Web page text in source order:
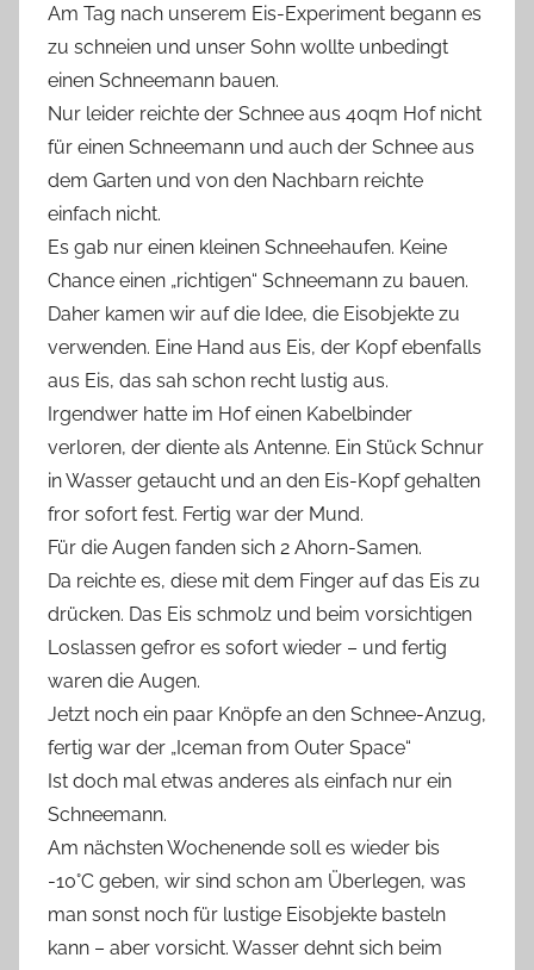
Am Tag nach unserem Eis-Experiment begann es
zu schneien und unser Sohn wollte unbedingt
einen Schneemann bauen.
Nur leider reichte der Schnee aus 40qm Hof nicht
für einen Schneemann und auch der Schnee aus
dem Garten und von den Nachbarn reichte
einfach nicht.
Es gab nur einen kleinen Schneehaufen. Keine
Chance einen „richtigen“ Schneemann zu bauen.
Daher kamen wir auf die Idee, die Eisobjekte zu
verwenden. Eine Hand aus Eis, der Kopf ebenfalls
aus Eis, das sah schon recht lustig aus.
Irgendwer hatte im Hof einen Kabelbinder
verloren, der diente als Antenne. Ein Stück Schnur
in Wasser getaucht und an den Eis-Kopf gehalten
fror sofort fest. Fertig war der Mund.
Für die Augen fanden sich 2 Ahorn-Samen.
Da reichte es, diese mit dem Finger auf das Eis zu
drücken. Das Eis schmolz und beim vorsichtigen
Loslassen gefror es sofort wieder – und fertig
waren die Augen.
Jetzt noch ein paar Knöpfe an den Schnee-Anzug,
fertig war der „Iceman from Outer Space“
Ist doch mal etwas anderes als einfach nur ein
Schneemann.
Am nächsten Wochenende soll es wieder bis
-10°C geben, wir sind schon am Überlegen, was
man sonst noch für lustige Eisobjekte basteln
kann – aber vorsicht. Wasser dehnt sich beim